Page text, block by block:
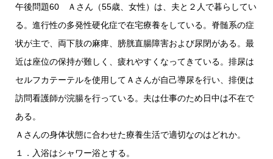
午後問題60 Ａさん（55歳、女性）は、夫と２人で暮らしてい
る。進行性の多発性硬化症で在宅療養をしている。脊髄系の症
状が主で、両下肢の麻痺、膀胱直腸障害および尿閉がある。最
近は座位の保持が難しく、疲れやすくなってきている。排尿は
セルフカテーテルを使用してＡさんが自己導尿を行い、排便は
訪問看護師が浣腸を行っている。夫は仕事のため日中は不在で
ある。
Ａさんの身体状態に合わせた療養生活で適切なのはどれか。
１．入浴はシャワー浴とする。